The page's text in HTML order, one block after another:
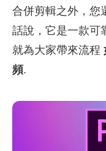
合併剪輯之外，您
話說，它是一款可
就為大家帶來流程
頻.